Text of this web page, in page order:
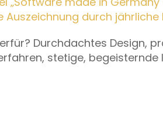
Auszeichnung durch jährliche
Durchdachtes Design,
stetige,